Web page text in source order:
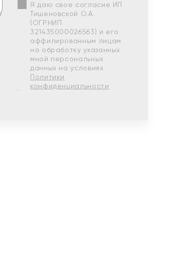
Я даю свое согласие ИП
Тишеновской О.А.
(ОГРНИП
321435000026563) и его
аффилированным лицам
на обработку указанных
мной персональных
данных на условиях
Политики
конфиденциальности